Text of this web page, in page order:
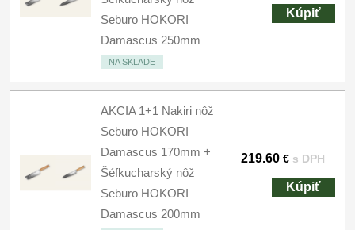
Seburo HOKORI
Damascus 250mm
NA SKLADE
Kúpiť
AKCIA 1+1 Nakiri nôž
Seburo HOKORI
Damascus 170mm +
Šéfkucharský nôž
Seburo HOKORI
Damascus 200mm
219.60 € s DPH
Kúpiť